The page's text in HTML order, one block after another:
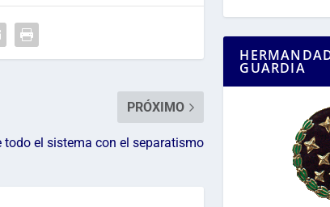
PRÓXIMO
todo el sistema con el separatismo
GUARDIA